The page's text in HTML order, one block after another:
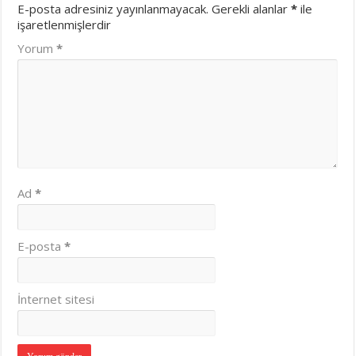
E-posta adresiniz yayınlanmayacak. Gerekli alanlar* ile
işaretlenmişlerdir
Yorum*
Ad*
E-posta*
İnternet sitesi